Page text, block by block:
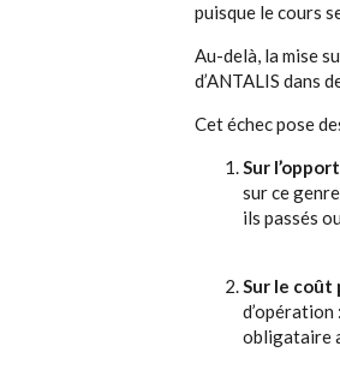
puisque le cours
Au-delà, la mise
d’ANTALIS dans
Cet échec pose
Sur
sur ce
ils passés
Sur le coût
obligataire